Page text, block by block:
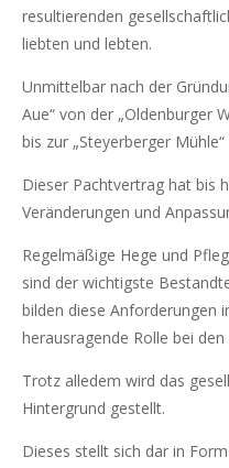
resultierenden
liebten und lebten.
Unmittelbar nach der
Aue“ von der „Oldenburger
bis zur „Steyerberger
Dieser Pachtvertrag hat bis
Veränderungen und
Regelmäßige Hege und
sind der wichtigste
bilden diese Anforderungen
herausragende Rolle bei
Trotz alledem wird das
Hintergrund gestellt.
Dieses stellt sich dar in